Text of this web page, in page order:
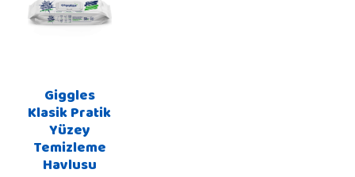
Giggles
Klasik Pratik
Yüzey
Temizleme
Havlusu